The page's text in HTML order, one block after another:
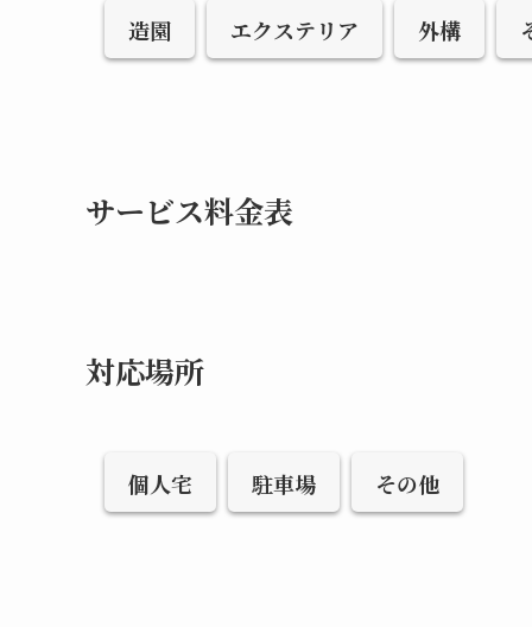
造園 エクステリア 外構
サービス料金表
対応場所
個人宅 駐車場 その他